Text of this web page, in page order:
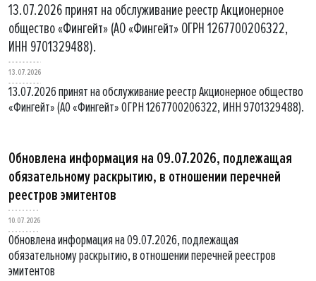
13.07.2026 принят на обслуживание реестр Акционерное
общество «Фингейт» (АО «Фингейт» ОГРН 1267700206322,
ИНН 9701329488).
13.07.2026
13.07.2026 принят на обслуживание реестр Акционерное общество
«Фингейт» (АО «Фингейт» ОГРН 1267700206322, ИНН 9701329488).
Обновлена информация на 09.07.2026, подлежащая
обязательному раскрытию, в отношении перечней
реестров эмитентов
10.07.2026
Обновлена информация на 09.07.2026, подлежащая
обязательному раскрытию, в отношении перечней реестров
эмитентов